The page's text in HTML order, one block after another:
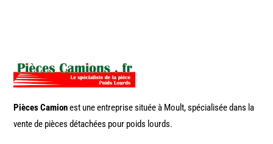
Pièces Camionest une entreprise située à Moult, spécialisée dans la
vente de pièces détachées pour poids lourds.